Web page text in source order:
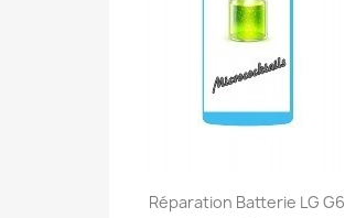
Réparation Batterie LG G6